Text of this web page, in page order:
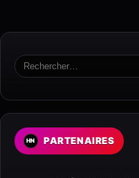
PARTENAIRES